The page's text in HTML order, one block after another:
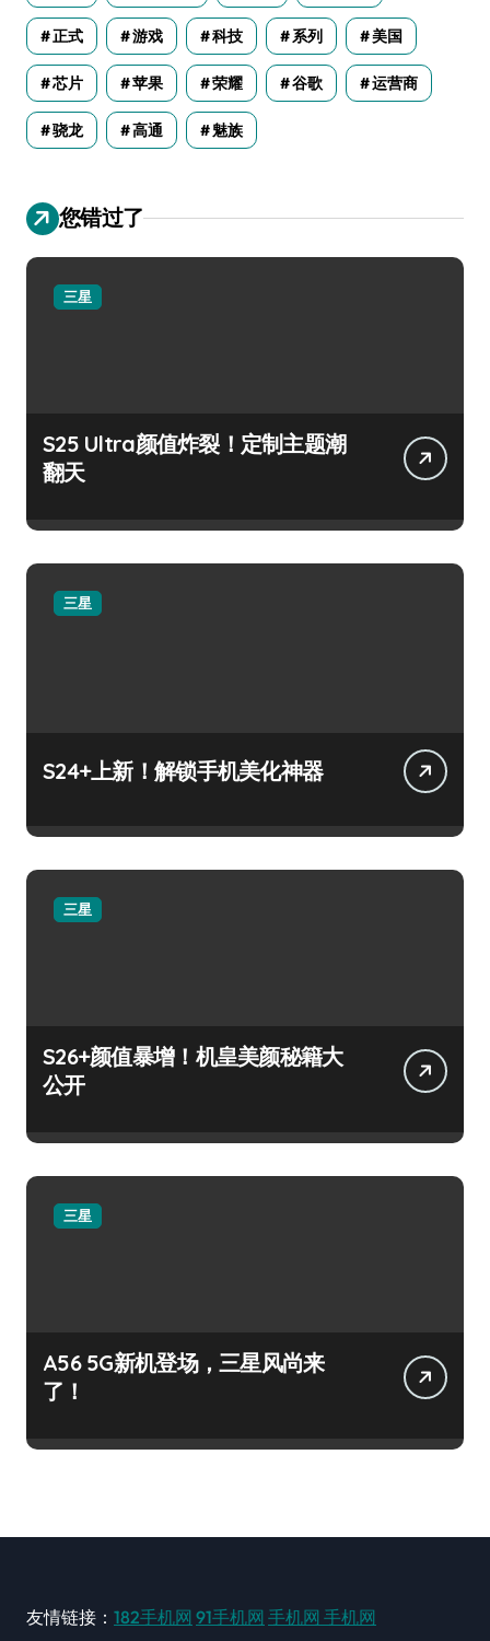
正式 游戏 科技 系列 美国
芯片 苹果 荣耀 谷歌 运营商
骁龙 高通 魅族
您错过了
三星
S25 Ultra颜值炸裂！定制主题潮
翻天
三星
S24+上新！解锁手机美化神器
三星
S26+颜值暴增！机皇美颜秘籍大
公开
三星
A56 5G新机登场，三星风尚来
了！
友情链接： 182手机网 91手机网 手机网 手机网